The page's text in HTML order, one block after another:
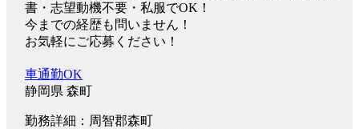
書・志望動機不要・私服でOK！
今までの経歴も問いません！
お気軽にご応募ください！
車通勤OK
静岡県 森町
勤務詳細：周智郡森町